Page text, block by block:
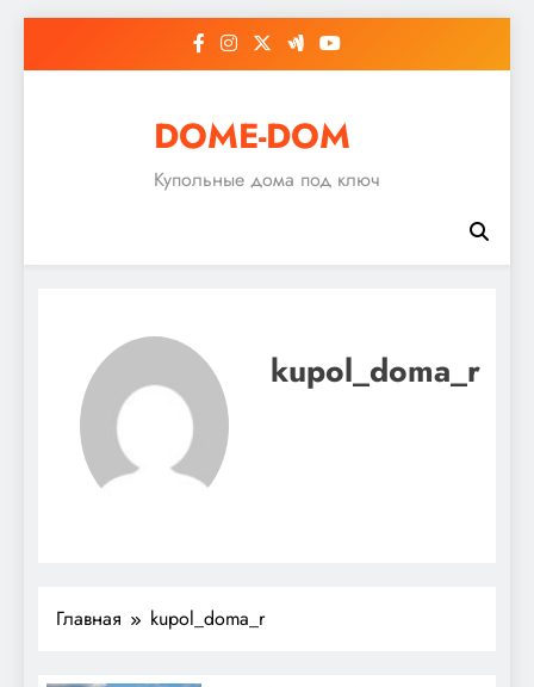
DOME-DOM
Купольные дома под ключ
kupol_doma_r
Главная kupol_doma_r